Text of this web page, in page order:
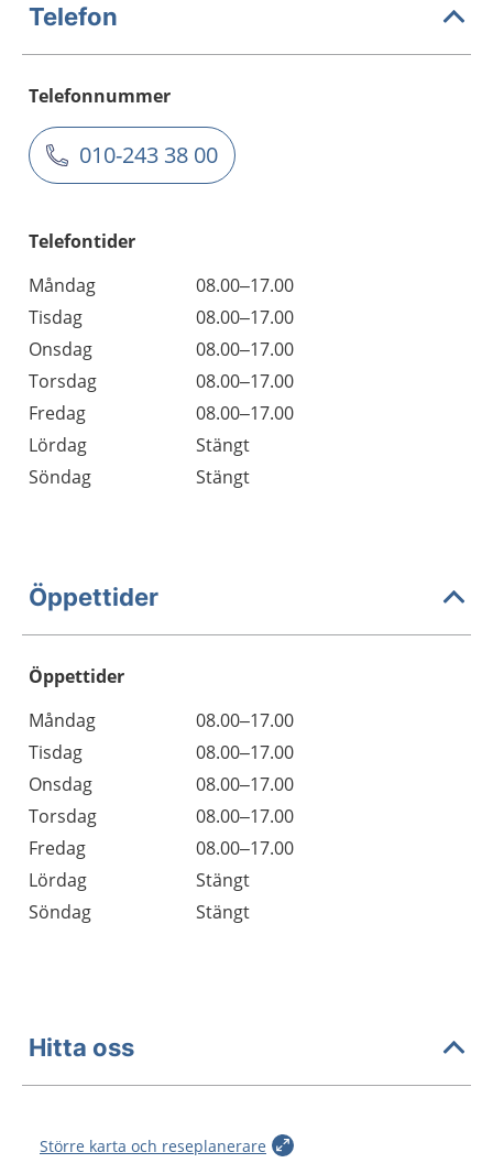
Telefon
Telefonnummer
010-243 38 00
Telefontider
Måndag
08.00–17.00
Tisdag
08.00–17.00
Onsdag
08.00–17.00
Torsdag
08.00–17.00
Fredag
08.00–17.00
Lördag
Stängt
Söndag
Stängt
Öppettider
Öppettider
Dag
Öppettider
Kommentarer
Måndag
08.00–17.00
Tisdag
08.00–17.00
Onsdag
08.00–17.00
Torsdag
08.00–17.00
Fredag
08.00–17.00
Lördag
Stängt
Söndag
Stängt
Hitta oss
Större karta och reseplanerare